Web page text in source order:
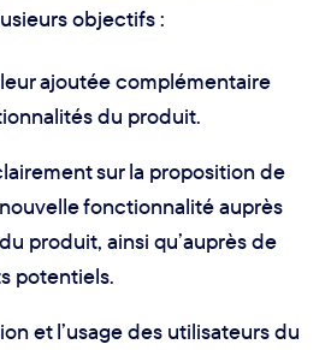
objectifs :
ajoutée complémentaire
du produit.
sur la proposition de
fonctionnalité auprès
produit, ainsi qu’auprès de
potentiels.
et l’usage des utilisateurs du